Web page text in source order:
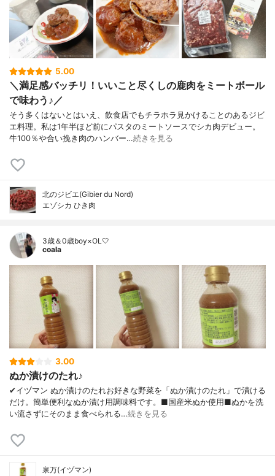
5.00
＼満足感バッチリ！いいこと尽くしの鹿肉をミートボール
で味わう♪／
そう多くはないとはいえ、飲食店でもチラホラ見かけることのあるジビ
エ料理。私は1年半ほど前にパスタのミートソースでシカ肉デビュー。
牛100％や合い挽き肉のハンバー…続きを見る
北のジビエ(Gibier du Nord)
エゾシカ ひき肉
3歳＆0歳boy×OL🤍
coala
3.00
ぬか漬けのたれ♪
✔︎イヅマン ぬか漬けのたれお好きな野菜を「ぬか漬けのたれ」で漬ける
だけ。簡単便利なぬか漬け用調味料です。■国産米ぬか使用■ぬかを洗
い流さずにそのまま食べられる…続きを見る
泉万(イヅマン)